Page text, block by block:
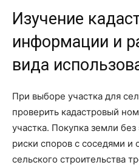
Изучение
информации и
вида
При выборе участка для
проверить кадастровый
участка. Покупка земли
риски споров с соседями и
сельского строительства